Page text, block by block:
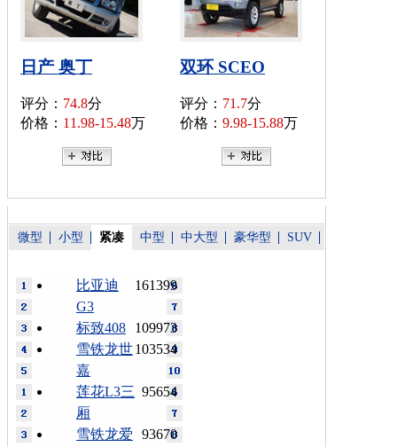
日产 奥丁
评分： 74.8分
价格： 11.98-15.48万
双环 SCEO
评分： 71.7分
价格： 9.98-15.88万
微型 小型 紧凑 中型 中大型 豪华型 SUV
161399
比亚迪
G3
109973
标致408
103534
雪铁龙世
嘉
95654
莲花L3三
厢
93670
雪铁龙爱